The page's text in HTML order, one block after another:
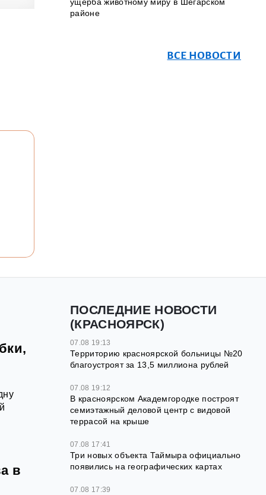
районе
ВСЕ НОВОСТИ
в
ПОСЛЕДНИЕ НОВОСТИ
(КРАСНОЯРСК)
07.08 19:13
Территорию красноярской больницы №20
благоустроят за 13,5 миллиона рублей
07.08 19:12
В красноярском Академгородке построят
семиэтажный деловой центр с видовой
террасой на крыше
07.08 17:41
Три новых объекта Таймыра официально
появились на географических картах
07.08 17:39